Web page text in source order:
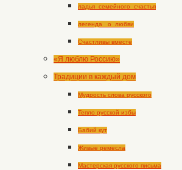
ладья_семейного_счастья
легенда _о_любви
Счастливы вместе
«Я люблю Россию»
Традиции в каждый дом
Мудрость слова русского
Тепло русской избы
Бабий кут
Живые ремесла
Мастерская русского письма